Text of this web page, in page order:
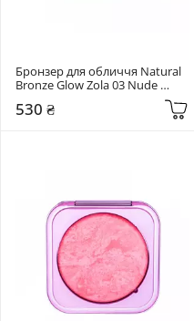
Бронзер для обличчя Natural
Bronze Glow Zola 03 Nude
530 ₴